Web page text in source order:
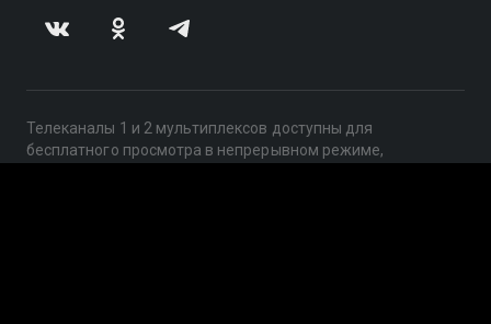
Телеканалы 1 и 2 мультиплексов доступны для
бесплатного просмотра в непрерывном режиме,